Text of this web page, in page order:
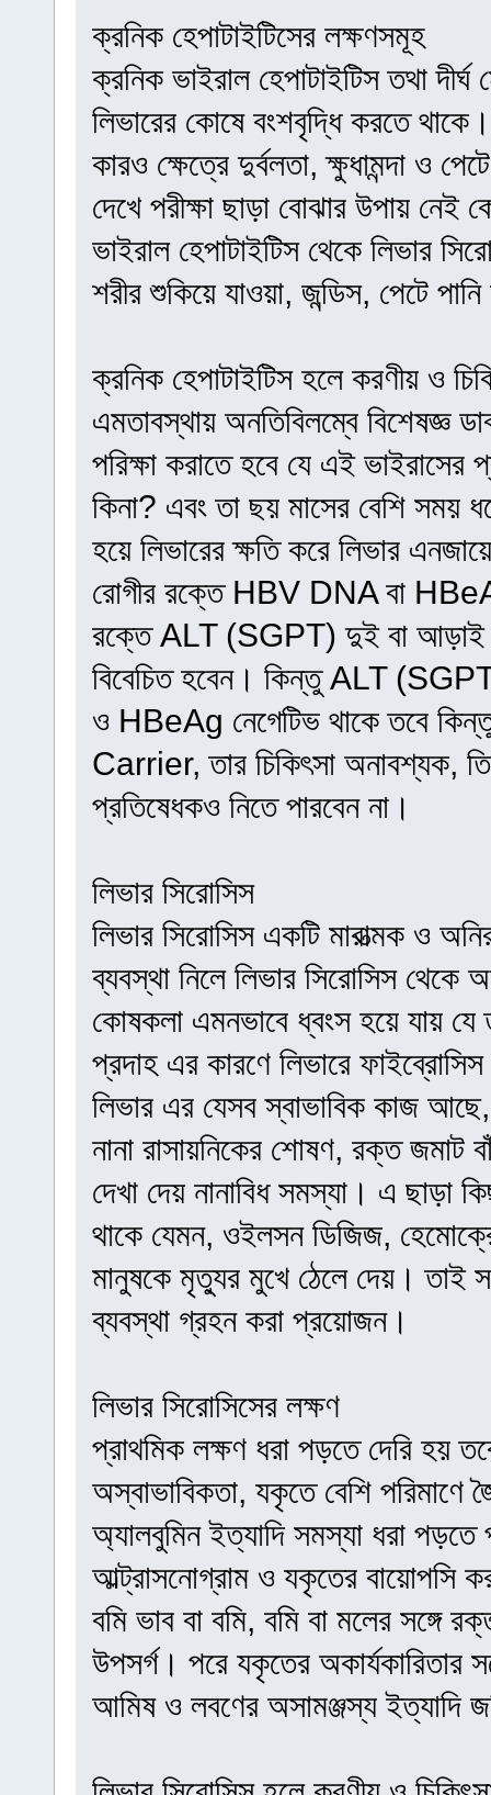
ক্রনিক হেপাটাইটিসের লক্ষণসমূহ
ক্রনিক ভাইরাল হেপাটাইটিস তথা
লিভারের কোষে বংশবৃদ্ধি করতে
কারও ক্ষেত্রে দুর্বলতা, ক্ষুধামন্দা ও
দেখে পরীক্ষা ছাড়া বোঝার উপায়
ভাইরাল হেপাটাইটিস থেকে লিভার
শরীর শুকিয়ে যাওয়া, জন্ডিস, পেটে
ক্রনিক হেপাটাইটিস হলে করণীয় ও
এমতাবস্থায় অনতিবিলম্বে বিশেষজ্ঞ
পরিক্ষা করাতে হবে যে এই
কিনা? এবং তা ছয় মাসের বেশি সময়
হয়ে লিভারের ক্ষতি করে লিভার
রোগীর রক্তে HBV DNA বা
রক্তে ALT (SGPT) দুই বা আড়াই
বিবেচিত হবেন। কিন্তু ALT
ও HBeAg নেগেটিভ থাকে তবে
Carrier, তার চিকিৎসা অনাবশ্যক,
প্রতিষেধকও নিতে পারবেন না।
লিভার সিরোসিস
লিভার সিরোসিস একটি মারাত্মক ও
ব্যবস্থা নিলে লিভার সিরোসিস থেকে
কোষকলা এমনভাবে ধ্বংস হয়ে যায়
প্রদাহ এর কারণে লিভারে
লিভার এর যেসব স্বাভাবিক কাজ আছে,
নানা রাসায়নিকের শোষণ, রক্ত জমাট
দেখা দেয় নানাবিধ সমস্যা। এ ছাড়া
থাকে যেমন, ওইলসন ডিজিজ,
মানুষকে মৃত্যুর মুখে ঠেলে দেয়।
ব্যবস্থা গ্রহন করা প্রয়োজন।
লিভার সিরোসিসের লক্ষণ
প্রাথমিক লক্ষণ ধরা পড়তে দেরি হয়
অস্বাভাবিকতা, যকৃতে বেশি পরিমাণে
অ্যালবুমিন ইত্যাদি সমস্যা ধরা পড়তে
আল্ট্রাসনোগ্রাম ও যকৃতের বায়োপসি
বমি ভাব বা বমি, বমি বা মলের সঙ্গে
উপসর্গ। পরে যকৃতের অকার্যকারিতার
আমিষ ও লবণের অসামঞ্জস্য ইত্যাদি